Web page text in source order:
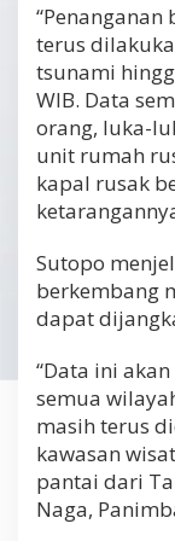
“Penanganan
terus
tsunami
WIB. Data
orang, luka-
unit rumah
kapal rusak
Sutopo
berkembang
dapat
“Data ini
semua
masih terus
kawasan
pantai dari
Naga,